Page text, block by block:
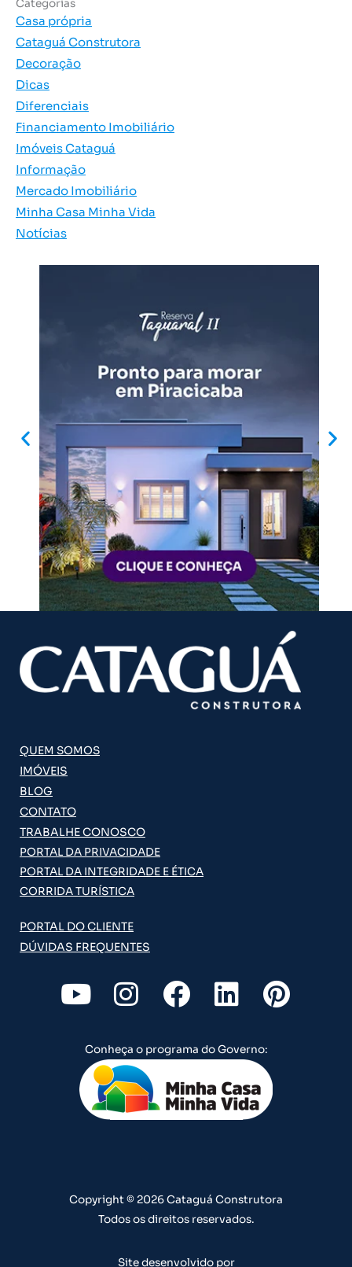
Categorias
Casa própria
Cataguá Construtora
Decoração
Dicas
Diferenciais
Financiamento Imobiliário
Imóveis Cataguá
Informação
Mercado Imobiliário
Minha Casa Minha Vida
Notícias
QUEM SOMOS
IMÓVEIS
BLOG
CONTATO
TRABALHE CONOSCO
PORTAL DA PRIVACIDADE
PORTAL DA INTEGRIDADE E ÉTICA
CORRIDA TURÍSTICA
PORTAL DO CLIENTE
DÚVIDAS FREQUENTES
Y
o
u
t
u
b
I
n
s
t
a
g
m
F
a
c
e
b
o
L
i
n
k
e
d
P
i
t
Conheça o programa do Governo:
Copyright © 2026 Cataguá Construtora
Todos os direitos reservados.
Site desenvolvido por